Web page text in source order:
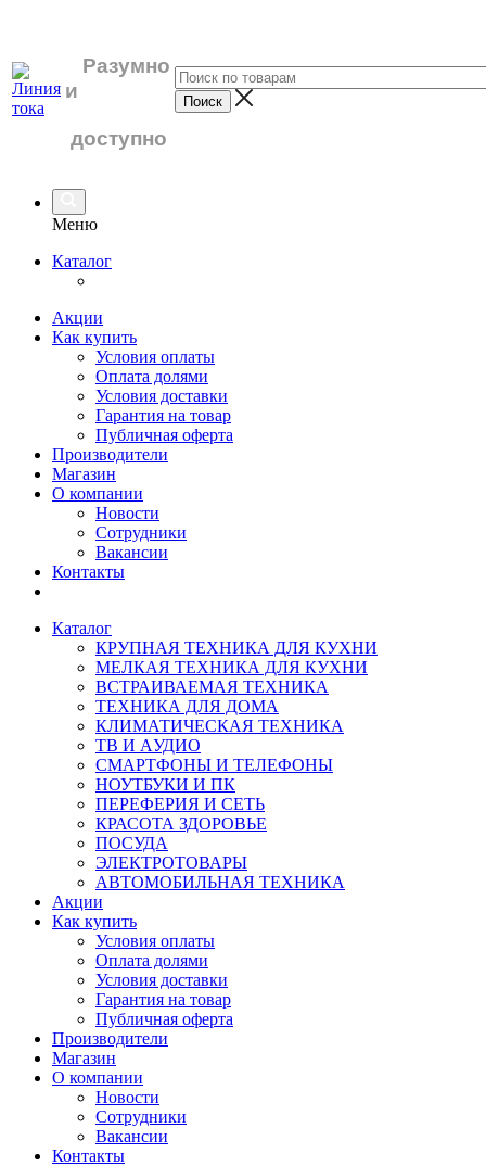
Разумно
и
доступно
Меню
Каталог
Акции
Как купить
Условия оплаты
Оплата долями
Условия доставки
Гарантия на товар
Публичная оферта
Производители
Магазин
О компании
Новости
Сотрудники
Вакансии
Контакты
Каталог
КРУПНАЯ ТЕХНИКА ДЛЯ КУХНИ
МЕЛКАЯ ТЕХНИКА ДЛЯ КУХНИ
ВСТРАИВАЕМАЯ ТЕХНИКА
ТЕХНИКА ДЛЯ ДОМА
КЛИМАТИЧЕСКАЯ ТЕХНИКА
ТВ И AУДИО
СМАРТФОНЫ И ТЕЛЕФОНЫ
НОУТБУКИ И ПК
ПЕРЕФЕРИЯ И СЕТЬ
КРАСОТА ЗДОРОВЬЕ
ПОСУДА
ЭЛЕКТРОТОВАРЫ
АВТОМОБИЛЬНАЯ ТЕХНИКА
Акции
Как купить
Условия оплаты
Оплата долями
Условия доставки
Гарантия на товар
Публичная оферта
Производители
Магазин
О компании
Новости
Сотрудники
Вакансии
Контакты